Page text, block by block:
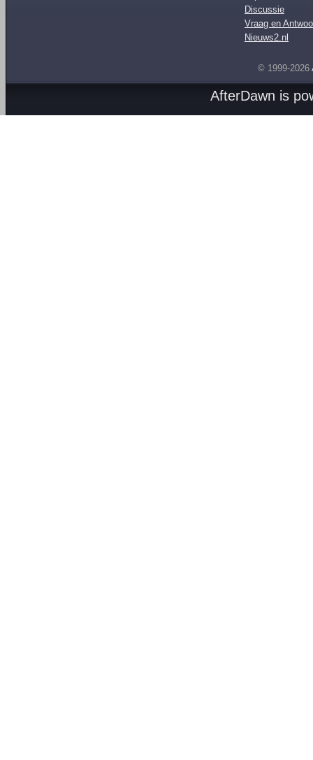
Discussie
Vraag en
Nieuws2.nl
© 1999-2026
AfterDawn is